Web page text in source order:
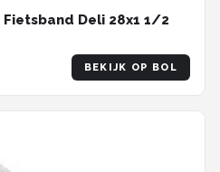
Deli 28x1 1/2
BEKIJK OP BOL